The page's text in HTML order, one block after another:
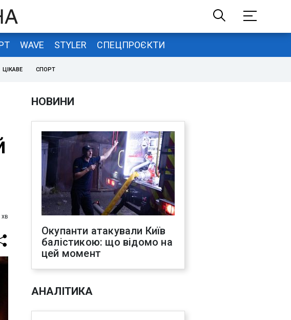
WAVE STYLER СПЕЦПРОЄКТИ
ЦІКАВЕ СПОРТ
хв
НОВИНИ
Окупанти атакували Київ
балістикою: що відомо на
цей момент
АНАЛІТИКА